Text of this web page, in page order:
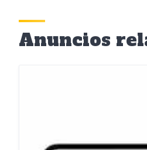
Anuncios